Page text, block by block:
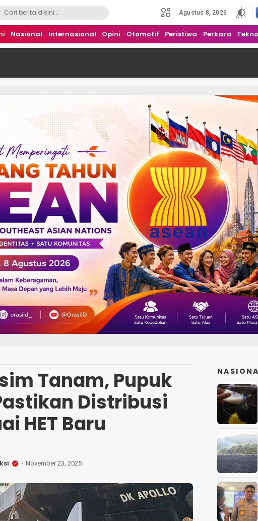
Agustus 8, 2026
Nasional Internasional Opini Otomotif Peristiwa Perkara
Tanam, Pupuk
Distribusi
HET Baru
November 23, 2025